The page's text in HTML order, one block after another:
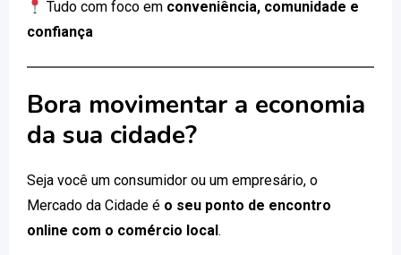
Tudo com foco em conveniência, comunidade e
confiança
Bora movimentar a economia
da sua cidade?
Seja você um consumidor ou um empresário, o
Mercado da Cidade é o seu ponto de encontro
online com o comércio local.